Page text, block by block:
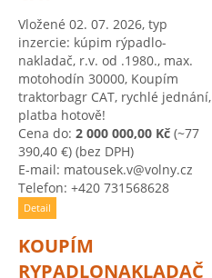
Vložené 02. 07. 2026, typ
inzercie: kúpim rýpadlo-
nakladač, r.v. od .1980., max.
motohodín 30000, Koupím
traktorbagr CAT, rychlé jednání,
platba hotově!
Cena do: 2 000 000,00 Kč (~77
390,40 €) (bez DPH)
E-mail: matousek.v@volny.cz
Telefon: +420 731568628
Detail
KOUPÍM
RYPADLONAKLADAČ